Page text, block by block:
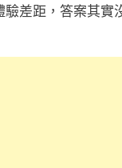
差距，答案其實